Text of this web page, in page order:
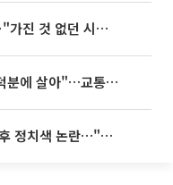
임영웅, 어느덧 데뷔 10주년⋯"가진 것 없던 시절, 내 앞엔 20명의 팬뿐"
'굿 윌 헌팅' 배우 "기아 EV2 덕분에 살아"…교통사고 후 안전성 극찬
김희철, '뒤집힌 태극기' 지적 후 정치색 논란…"좌우 떠나 우리나라 국기"